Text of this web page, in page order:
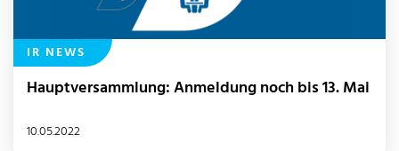
IR NEWS
Hauptversammlung: Anmeldung noch bis 13. Mai
10.05.2022